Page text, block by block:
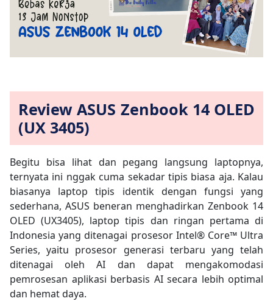
Review ASUS Zenbook 14 OLED
(UX 3405)
Begitu bisa lihat dan pegang langsung laptopnya,
ternyata ini nggak cuma sekadar tipis biasa aja. Kalau
biasanya laptop tipis identik dengan fungsi yang
sederhana, ASUS beneran menghadirkan Zenbook 14
OLED (UX3405), laptop tipis dan ringan pertama di
Indonesia yang ditenagai prosesor Intel® Core™ Ultra
Series, yaitu prosesor generasi terbaru yang telah
ditenagai oleh AI dan dapat mengakomodasi
pemrosesan aplikasi berbasis AI secara lebih optimal
dan hemat daya.